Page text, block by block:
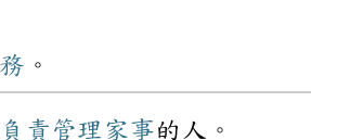
。
負責 管理 家事的人。